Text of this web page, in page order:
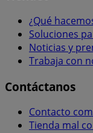
¿Qué
Soluciones
Noticias y
Trabaja con
Contáctanos
Contacto
Tienda mal